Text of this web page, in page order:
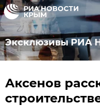
Эксклюзивы РИА
Аксенов